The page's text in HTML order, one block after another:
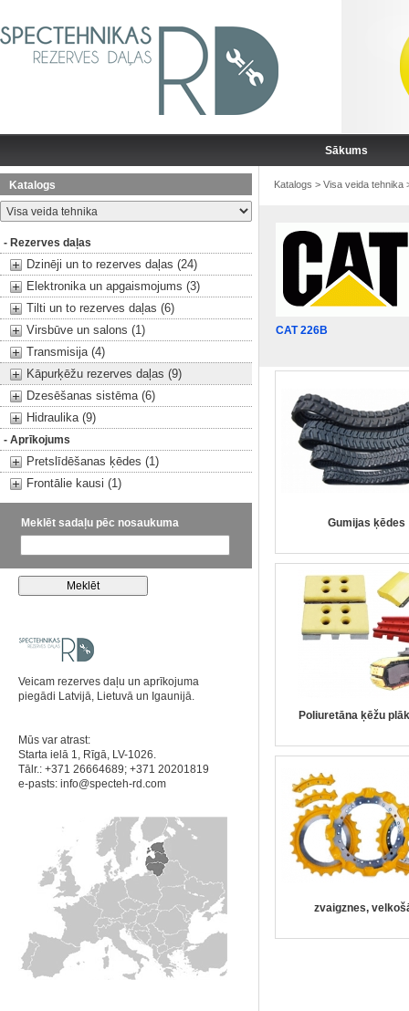
Sākums
Katalogs
- Rezerves daļas
Dzinēji un to rezerves daļas (24)
Elektronika un apgaismojums (3)
Tilti un to rezerves daļas (6)
Virsbūve un salons (1)
Transmisija (4)
Kāpurķēžu rezerves daļas (9)
Dzesēšanas sistēma (6)
Hidraulika (9)
- Aprīkojums
Pretslīdēšanas ķēdes (1)
Frontālie kausi (1)
Meklēt sadaļu pēc nosaukuma
Veicam rezerves daļu un aprīkojuma
piegādi Latvijā, Lietuvā un Igaunijā.
Mūs var atrast:
Starta ielā 1, Rīgā, LV-1026.
Tālr.: +371 26664689; +371 20201819
e-pasts: info@specteh-rd.com
Katalogs > Visa veida tehnika
CAT 226B
Gumijas ķēdes
Poliuretāna ķēžu
zvaigznes,